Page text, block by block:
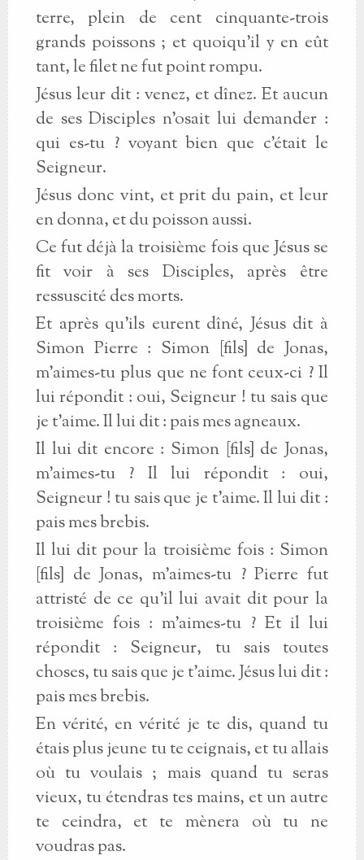
terre, plein de cent cinquante-trois
grands poissons ; et quoiqu’il y en eût
tant, le filet ne fut point rompu.
Jésus leur dit : venez, et dînez. Et aucun
de ses Disciples n’osait lui demander :
qui es-tu ? voyant bien que c’était le
Seigneur.
Jésus donc vint, et prit du pain, et leur
en donna, et du poisson aussi.
Ce fut déjà la troisième fois que Jésus se
fit voir à ses Disciples, après être
ressuscité des morts.
Et après qu’ils eurent dîné, Jésus dit à
Simon Pierre : Simon [fils] de Jonas,
m’aimes-tu plus que ne font ceux-ci ? Il
lui répondit : oui, Seigneur ! tu sais que
je t’aime. Il lui dit : pais mes agneaux.
Il lui dit encore : Simon [fils] de Jonas,
m’aimes-tu ? Il lui répondit : oui,
Seigneur ! tu sais que je t’aime. Il lui dit :
pais mes brebis.
Il lui dit pour la troisième fois : Simon
[fils] de Jonas, m’aimes-tu ? Pierre fut
attristé de ce qu’il lui avait dit pour la
troisième fois : m’aimes-tu ? Et il lui
répondit : Seigneur, tu sais toutes
choses, tu sais que je t’aime. Jésus lui dit :
pais mes brebis.
En vérité, en vérité je te dis, quand tu
étais plus jeune tu te ceignais, et tu allais
où tu voulais ; mais quand tu seras
vieux, tu étendras tes mains, et un autre
te ceindra, et te mènera où tu ne
voudras pas.